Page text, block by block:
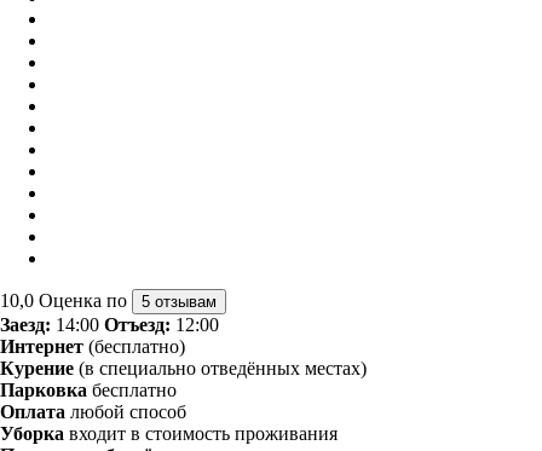
10,0 Оценка по 5 отзывам
Заезд: 14:00 Отъезд: 12:00
Интернет (бесплатно)
Курение (в специально отведённых местах)
Парковка бесплатно
Оплата любой способ
Уборка входит в стоимость проживания